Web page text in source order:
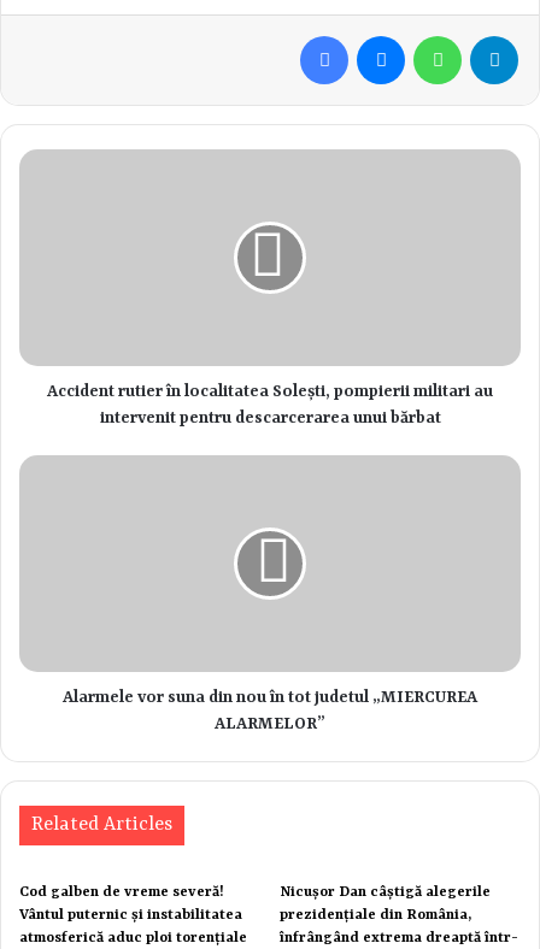
Totodată, Sistemul Naţional Unic pentru Apeluri de Urgenţă din
Serviciul de Telecomunicaţii Speciale care administrează Serviciul
de Urgenţă 112 a urmărit creşterea calităţii serviciilor în domeniul
arată că Sistemul Naţional Unic pentru Apeluri de Urgenţă din
România s-a remarcat la nivel european şi a câştigat încrederea
Copy URL
Accident rutier în localitatea Solești, pompierii militari au
intervenit pentru descarcerarea unui bărbat
Alarmele vor suna din nou în tot judetul „MIERCUREA
ALARMELOR”
Related Articles
Cod galben de vreme severă!
Vântul puternic și instabilitatea
atmosferică aduc ploi torențiale
Nicușor Dan câștigă alegerile
prezidențiale din România,
înfrângând extrema dreaptă într-